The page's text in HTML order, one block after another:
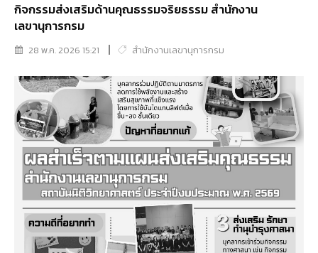
กิจกรรมส่งเสริมด้านคุณธรรมจริยธรรม สำนักงาน
เลขานุการกรม
28 พ.ค. 2026 15:21 สำนักงานเลขานุการกรม